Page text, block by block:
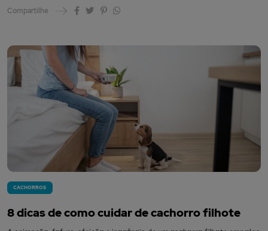
Compartilhe
CACHORROS
8 dicas de como cuidar de cachorro filhote